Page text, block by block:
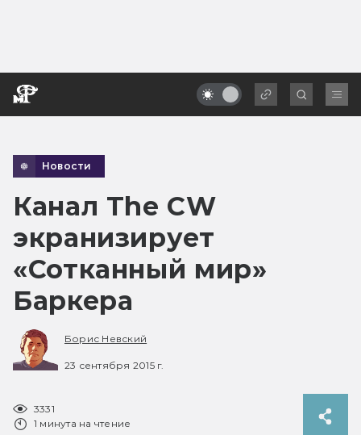
Новости
Канал The CW
экранизирует
«Сотканный мир»
Баркера
Борис Невский
23 сентября 2015 г.
3331
1 минута на чтение